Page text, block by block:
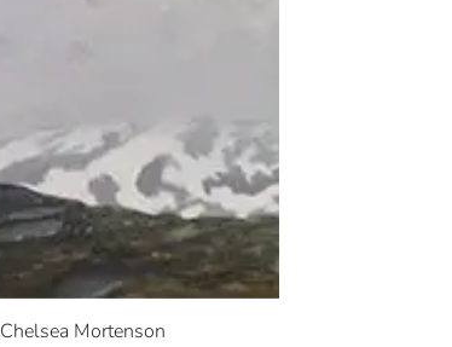
Chelsea Mortenson